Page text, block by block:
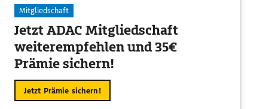
Mitgliedschaft
Jetzt ADAC Mitgliedschaft
weiterempfehlen und 35€
Prämie sichern!
Jetzt Prämie sichern!